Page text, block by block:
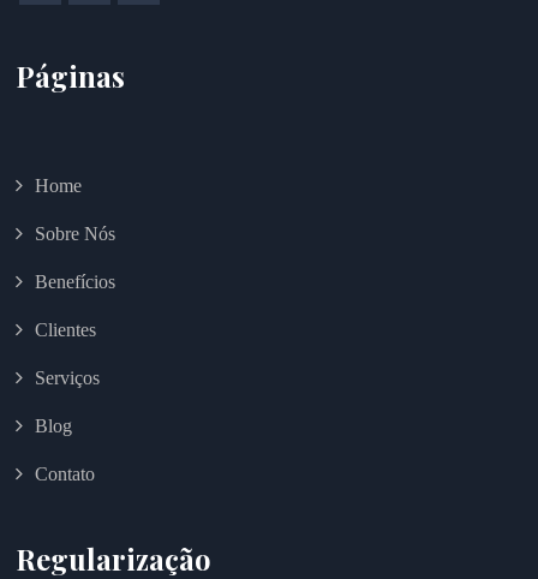
Páginas
Home
Sobre Nós
Benefícios
Clientes
Serviços
Blog
Contato
Regularização